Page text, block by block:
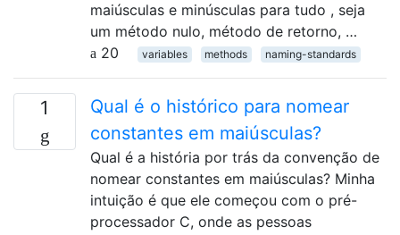
maiúsculas e minúsculas para tudo , seja
um método nulo, método de retorno, …
20
variables methods naming-standards
1
Qual é o histórico para nomear
constantes em maiúsculas?
Qual é a história por trás da convenção de
nomear constantes em maiúsculas? Minha
intuição é que ele começou com o pré-
processador C, onde as pessoas